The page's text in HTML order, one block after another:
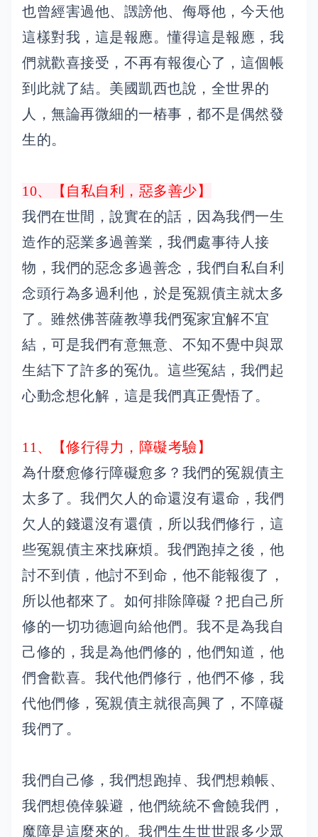
也曾經害過他、譭謗他、侮辱他，今天他
這樣對我，這是報應。懂得這是報應，我
們就歡喜接受，不再有報復心了，這個帳
到此就了結。美國凱西也說，全世界的
人，無論再微細的一樁事，都不是偶然發
生的。
10、【自私自利，惡多善少】
我們在世間，說實在的話，因為我們一生
造作的惡業多過善業，我們處事待人接
物，我們的惡念多過善念，我們自私自利
念頭行為多過利他，於是冤親債主就太多
了。雖然佛菩薩教導我們冤家宜解不宜
結，可是我們有意無意、不知不覺中與眾
生結下了許多的冤仇。這些冤結，我們起
心動念想化解，這是我們真正覺悟了。
11、【修行得力，障礙考驗】
為什麼愈修行障礙愈多？我們的冤親債主
太多了。我們欠人的命還沒有還命，我們
欠人的錢還沒有還債，所以我們修行，這
些冤親債主來找麻煩。我們跑掉之後，他
討不到債，他討不到命，他不能報復了，
所以他都來了。如何排除障礙？把自己所
修的一切功德迴向給他們。我不是為我自
己修的，我是為他們修的，他們知道，他
們會歡喜。我代他們修行，他們不修，我
代他們修，冤親債主就很高興了，不障礙
我們了。
我們自己修，我們想跑掉、我們想賴帳、
我們想僥倖躲避，他們統統不會饒我們，
魔障是這麼來的。我們生生世世跟多少眾